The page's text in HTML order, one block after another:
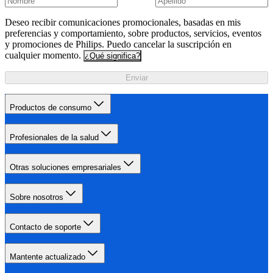
Deseo recibir comunicaciones promocionales, basadas en mis
preferencias y comportamiento, sobre productos, servicios, eventos
y promociones de Philips. Puedo cancelar la suscripción en
cualquier momento. ¿Qué significa?
Enviar
Productos de consumo
Profesionales de la salud
Otras soluciones empresariales
Sobre nosotros
Contacto de soporte
Mantente actualizado